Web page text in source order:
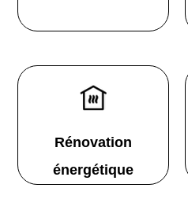
Rénovation
énergétique